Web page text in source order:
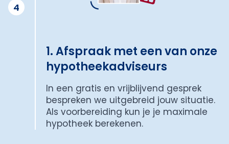
4
1. Afspraak met een van onze
hypotheekadviseurs
In een gratis en vrijblijvend gesprek
bespreken we uitgebreid jouw situatie.
Als voorbereiding kun je je maximale
hypotheek berekenen.